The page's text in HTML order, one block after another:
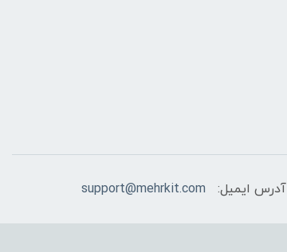
آدرس ایمیل: support@mehrkit.com